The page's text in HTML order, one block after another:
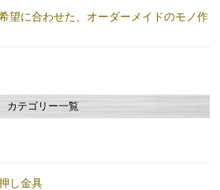
望に合わせた、オーダーメイドのモノ作
カテゴリー一覧
し金具